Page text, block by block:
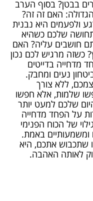
בבטן? בסוף הערב
האם זה זה?
ולפעמים היא נבנית
שלכם כשהיא
חושבים עליה? האם
מרגיש לכם נכון
מדחייה בדייטים
נעים ומחבק.
ללא צורך
שלמות, אלא חפשו
שלכם למעט יותר
על הפחד מדחייה
של הכוח הפנימי
ומשמעותיים באמת.
שתכבוש אתכם, היא
לאותה האהבה.